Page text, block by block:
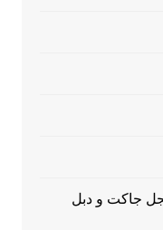
جاكت و دبل